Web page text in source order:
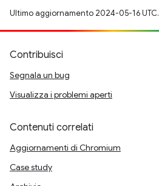
Ultimo aggiornamento 2024-05-16 UTC.
Contribuisci
Segnala un bug
Visualizza i problemi aperti
Contenuti correlati
Aggiornamenti di Chromium
Case study